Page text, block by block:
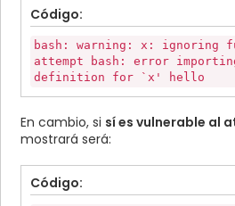
Código:
bash: warning: x: ignoring
attempt bash: error
definition for `x' hello
En cambio, si sí es vulnerable al
mostrará será:
Código: